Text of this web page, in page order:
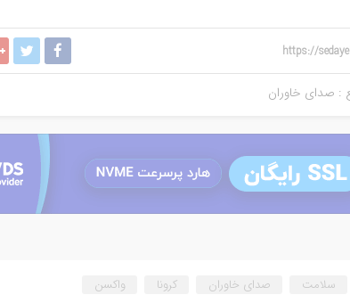
https://
: صدای خاوران
سلامت صدای خاوران کرونا واکسن